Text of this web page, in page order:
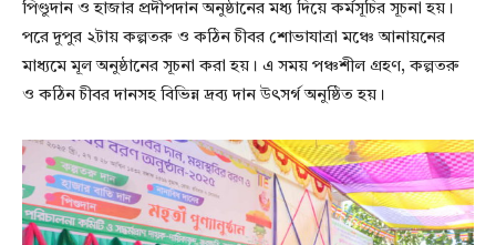
পিণ্ডুদান ও হাজার প্রদীপদান অনুষ্ঠানের মধ্য দিয়ে কর্মসূচির সূচনা হয়।
পরে দুপুর ২টায় কল্পতরু ও কঠিন চীবর শোভাযাত্রা মঞ্চে আনায়নের
মাধ্যমে মূল অনুষ্ঠানের সূচনা করা হয়। এ সময় পঞ্চশীল গ্রহণ, কল্পতরু
ও কঠিন চীবর দানসহ বিভিন্ন দ্রব্য দান উৎসর্গ অনুষ্ঠিত হয়।